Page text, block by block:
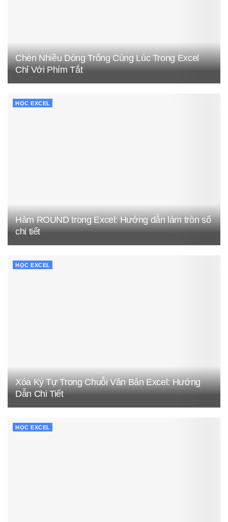
Chèn Nhiều Dòng Trống Cùng Lúc Trong Excel
Chỉ Với Phím Tắt
HỌC EXCEL
Hàm ROUND trong Excel: Hướng dẫn làm tròn số
chi tiết
HỌC EXCEL
Xóa Ký Tự Trong Chuỗi Văn Bản Excel: Hướng
Dẫn Chi Tiết
HỌC EXCEL